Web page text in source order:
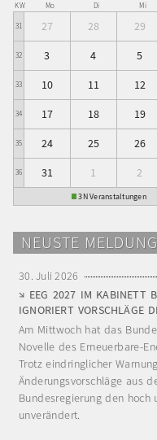
KW Mo Di Mi
31 27 28 29
32 3 4 5
33 10 11 12
34 17 18 19
35 24 25 26
36 31 1 2
3N Veranstaltungen
NEUSTE MELDUNG
30. Juli 2026
EEG 2027 IM KABINETT
IGNORIERT VORSCHLÄGE
Am Mittwoch hat das
Novelle des Erneuerbare-
Trotz eindringlicher
Änderungsvorschläge aus
Bundesregierung den
unverändert.